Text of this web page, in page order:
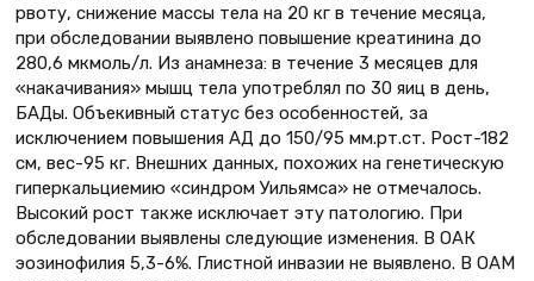
рвоту, снижение массы тела на 20 кг в течение месяца,
при обследовании выявлено повышение креатинина до
280,6 мкмоль/л. Из анамнеза: в течение 3 месяцев для
«накачивания» мышц тела употреблял по 30 яиц в день,
БАДы. Объекивный статус без особенностей, за
исключением повышения АД до 150/95 мм.рт.ст. Рост-182
см, вес-95 кг. Внешних данных, похожих на генетическую
гиперкальциемию «синдром Уильямса» не отмечалось.
Высокий рост также исключает эту патологию. При
обследовании выявлены следующие изменения. В ОАК
эозинофилия 5,3-6%. Глистной инвазии не выявлено. В ОАМ